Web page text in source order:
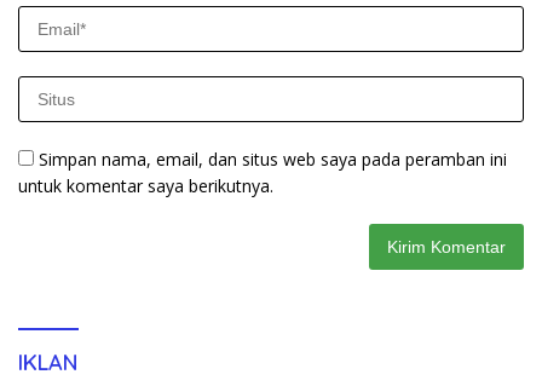
Simpan nama, email, dan situs web saya pada peramban ini
untuk komentar saya berikutnya.
IKLAN